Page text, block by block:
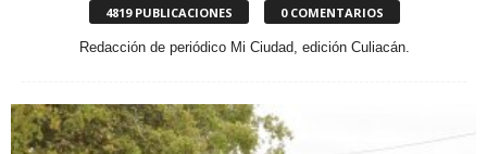
4819 PUBLICACIONES 0 COMENTARIOS
Redacción de periódico Mi Ciudad, edición Culiacán.